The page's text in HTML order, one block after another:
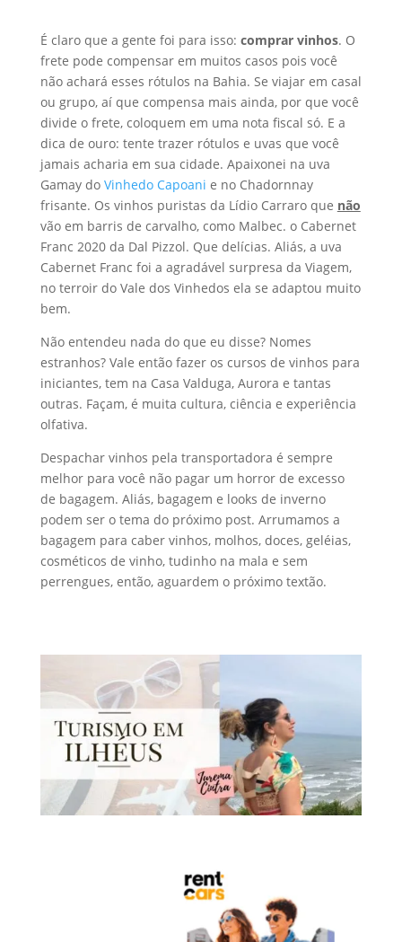
É claro que a gente foi para isso: comprar vinhos. O
frete pode compensar em muitos casos pois você
não achará esses rótulos na Bahia. Se viajar em casal
ou grupo, aí que compensa mais ainda, por que você
divide o frete, coloquem em uma nota fiscal só. E a
dica de ouro: tente trazer rótulos e uvas que você
jamais acharia em sua cidade. Apaixonei na uva
Gamay do Vinhedo Capoani e no Chadornnay
frisante. Os vinhos puristas da Lídio Carraro que não
vão em barris de carvalho, como Malbec. o Cabernet
Franc 2020 da Dal Pizzol. Que delícias. Aliás, a uva
Cabernet Franc foi a agradável surpresa da Viagem,
no terroir do Vale dos Vinhedos ela se adaptou muito
bem.
Não entendeu nada do que eu disse? Nomes
estranhos? Vale então fazer os cursos de vinhos para
iniciantes, tem na Casa Valduga, Aurora e tantas
outras. Façam, é muita cultura, ciência e experiência
olfativa.
Despachar vinhos pela transportadora é sempre
melhor para você não pagar um horror de excesso
de bagagem. Aliás, bagagem e looks de inverno
podem ser o tema do próximo post. Arrumamos a
bagagem para caber vinhos, molhos, doces, geléias,
cosméticos de vinho, tudinho na mala e sem
perrengues, então, aguardem o próximo textão.